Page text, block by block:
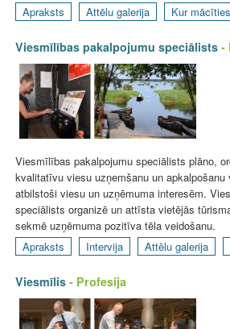
Apraksts
Attēlu galerija Kur mācīties
Viesmīlības pakalpojumu speciālists -
Viesmīlības pakalpojumu speciālists plāno,
kvalitatīvu viesu uzņemšanu un
atbilstoši viesu un uzņēmuma interesēm.
speciālists organizē un attīsta vietējās
sekmē uzņēmuma pozitīva tēla veidošanu.
Apraksts
Intervija Attēlu galerija
Viesmīlis - Profesija